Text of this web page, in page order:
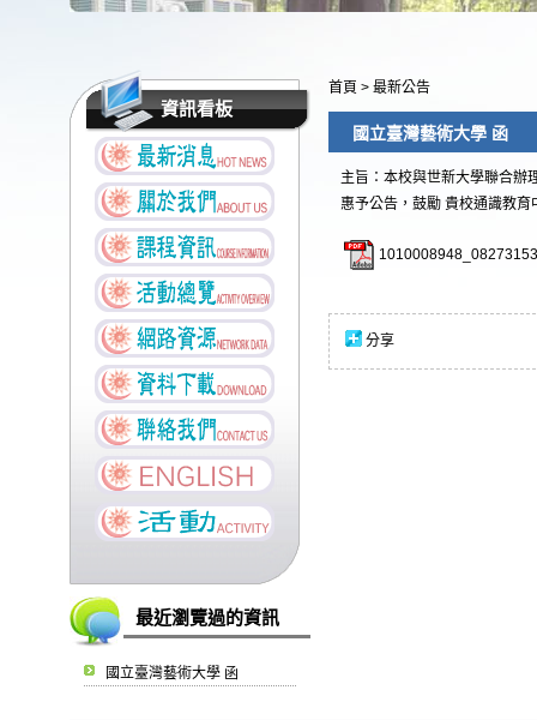
資訊看板
最近瀏覽過的資訊
國立臺灣藝術大學 函
首頁 > 最新公告
國立臺灣藝術大學 函
主旨：本校與世新大學聯合辦
惠予公告，鼓勵 貴校通識教
分享